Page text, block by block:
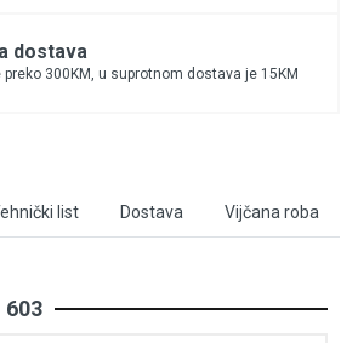
dostava
preko 300KM, u suprotnom dostava je 15KM
list Dostava Vijčana roba
603